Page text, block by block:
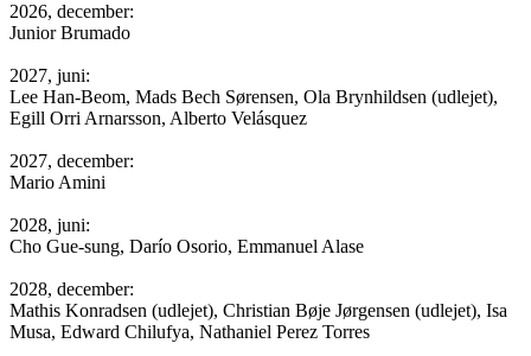
2026, december:
Junior Brumado
2027, juni:
Lee Han-Beom, Mads Bech Sørensen, Ola Brynhildsen (udlejet),
Egill Orri Arnarsson, Alberto Velásquez
2027, december:
Mario Amini
2028, juni:
Cho Gue-sung, Darío Osorio, Emmanuel Alase
2028, december:
Mathis Konradsen (udlejet), Christian Bøje Jørgensen (udlejet), Isa
Musa, Edward Chilufya, Nathaniel Perez Torres